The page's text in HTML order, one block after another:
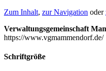
Zum Inhalt, zur Navigation oder
Verwaltungsgemeinschaft
https://www.vgmammendorf.de/
Schriftgröße